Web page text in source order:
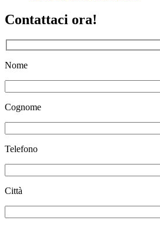
Contattaci ora!
Nome
Cognome
Telefono
Città